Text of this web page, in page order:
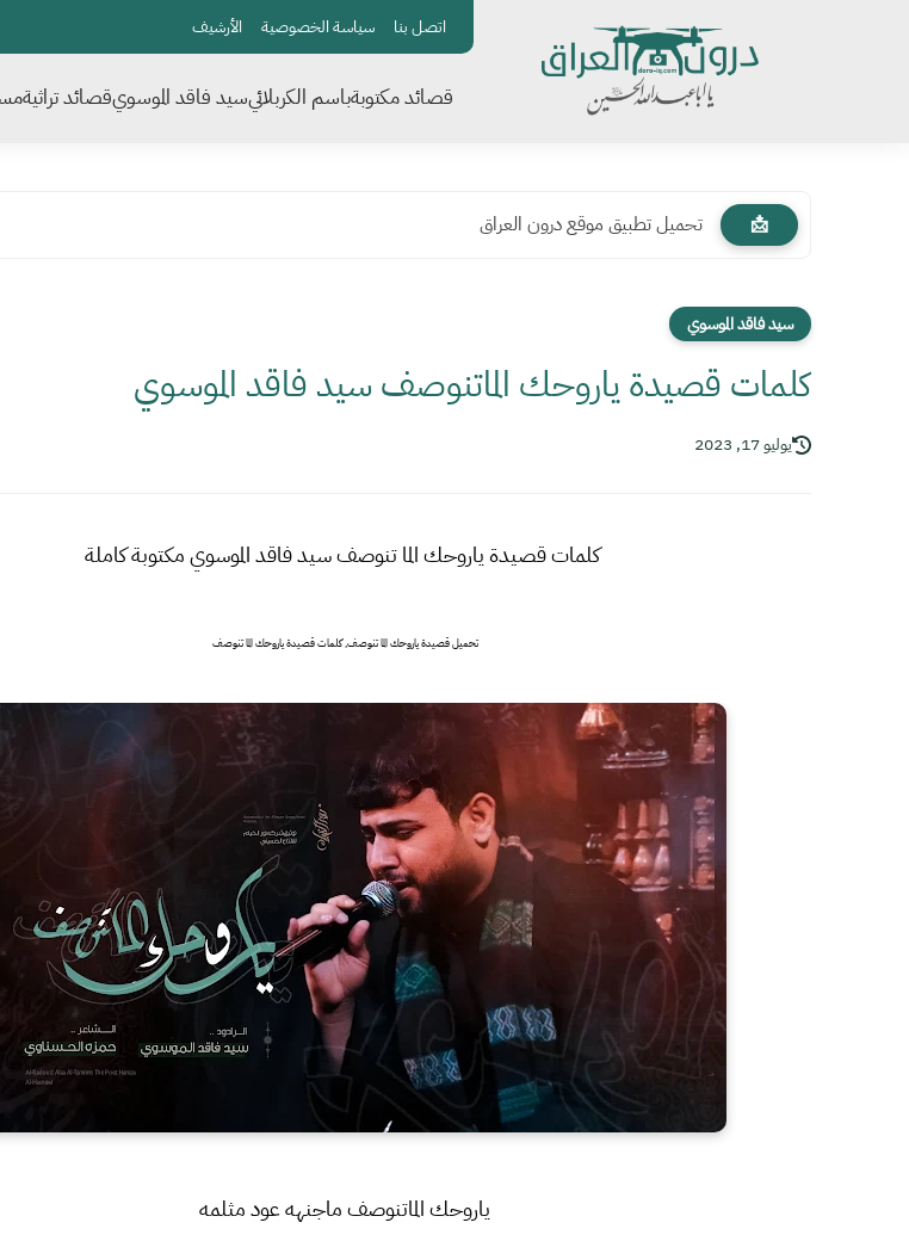
اتصل بنا سياسة الخصوصية الأرشيف
قصائد مكتوبةباسم الكربلائيسيد فاقد الموسويقصائد تراثية
📩 تحميل تطبيق موقع درون العراق
سيد فاقد الموسوي
كلمات قصيدة ياروحك الماتنوصف سيد فاقد الموسوي
يوليو 17, 2023
كلمات قصيدة ياروحك الما تنوصف سيد فاقد الموسوي مكتوبة كاملة
تحميل قصيدة ياروحك الما تنوصف, كلمات قصيدة ياروحك الما تنوصف
ياروحك الماتنوصف ماجنهه عود مثلمه